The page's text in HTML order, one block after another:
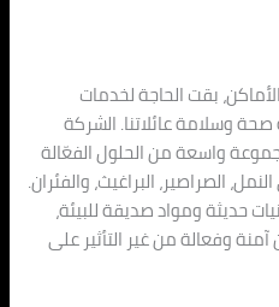
بقت الحاجة لخدمات
وسلامة عائلاتنا. الشركة
واسعة من الحلول الفعّالة
الصراصير، البراغيث، والفئران.
حديثة ومواد صديقة للبيئة،
وفعالة من غير التأثير على